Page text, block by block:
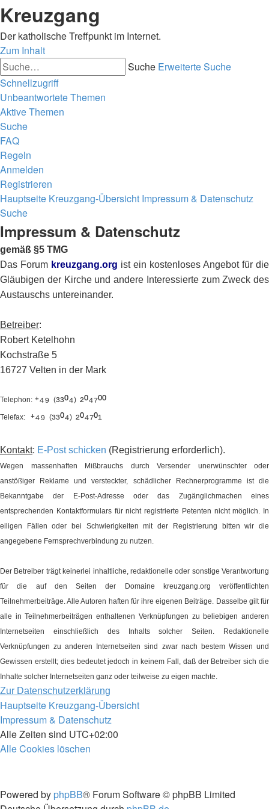
Kreuzgang
Der katholische Treffpunkt im Internet.
Zum Inhalt
Suche Erweiterte Suche
Schnellzugriff
Unbeantwortete Themen
Aktive Themen
Suche
FAQ
Regeln
Anmelden
Registrieren
Hauptseite Kreuzgang-Übersicht Impressum & Datenschutz
Suche
Impressum & Datenschutz
gemäß §5 TMG
Das Forum kreuzgang.org ist ein kostenloses Angebot für die
Gläubigen der Kirche und andere Interessierte zum Zweck des
Austauschs untereinander.
Betreiber:
Robert Ketelhohn
Kochstraße 5
16727 Velten in der Mark
Telephon: ⁺⁴⁹ (³³⁰⁴) ²⁰⁴⁷⁰⁰
Telefax: ⁺⁴⁹ (³³⁰⁴) ²⁰⁴⁷⁰¹
Kontakt: E-Post schicken (Registrierung erforderlich).
Wegen massenhaften Mißbrauchs durch Versender unerwünschter oder
anstößiger Reklame und versteckter, schädlicher Rechnerprogramme ist die
Bekanntgabe der E-Post-Adresse oder das Zugänglichmachen eines
entsprechenden Kontaktformulars für nicht registrierte Petenten nicht möglich. In
eiligen Fällen oder bei Schwierigkeiten mit der Registrierung bitten wir die
angegebene Fernsprechverbindung zu nutzen.
Der Betreiber trägt keinerlei inhaltliche, redaktionelle oder sonstige Verantwortung
für die auf den Seiten der Domaine kreuzgang.org veröffentlichten
Teilnehmerbeiträge. Alle Autoren haften für ihre eigenen Beiträge. Dasselbe gilt für
alle in Teilnehmerbeiträgen enthaltenen Verknüpfungen zu beliebigen anderen
Internetseiten einschließlich des Inhalts solcher Seiten. Redaktionelle
Verknüpfungen zu anderen Internetseiten sind zwar nach bestem Wissen und
Gewissen erstellt; dies bedeutet jedoch in keinem Fall, daß der Betreiber sich die
Inhalte solcher Internetseiten ganz oder teilweise zu eigen machte.
Zur Datenschutzerklärung
Hauptseite Kreuzgang-Übersicht
Impressum & Datenschutz
Alle Zeiten sind UTC+02:00
Alle Cookies löschen
Powered by phpBB® Forum Software © phpBB Limited